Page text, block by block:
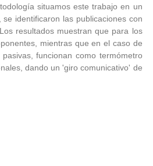
situamos este trabajo en un
identificaron las publicaciones con
resultados muestran que para los
mientras que en el caso de
funcionan como termómetro
dando un 'giro comunicativo' de